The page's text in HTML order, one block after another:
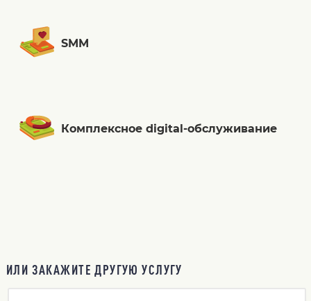
SMM
Комплексное digital-обслуживание
ИЛИ ЗАКАЖИТЕ ДРУГУЮ УСЛУГУ